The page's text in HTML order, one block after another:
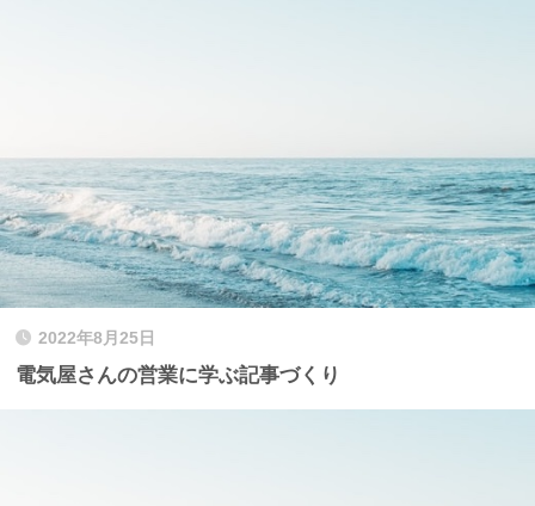
2022年8月25日
電気屋さんの営業に学ぶ記事づくり